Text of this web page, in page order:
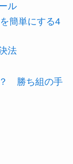
ル
簡単にする4
法
？ 勝ち組の手